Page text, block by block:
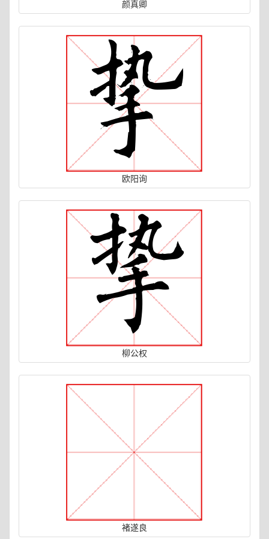
颜真卿
欧阳询
柳公权
褚遂良